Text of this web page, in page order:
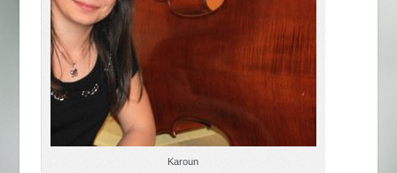
Karoun